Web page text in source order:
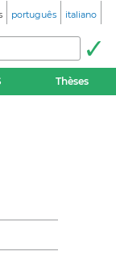
português italiano
Thèses